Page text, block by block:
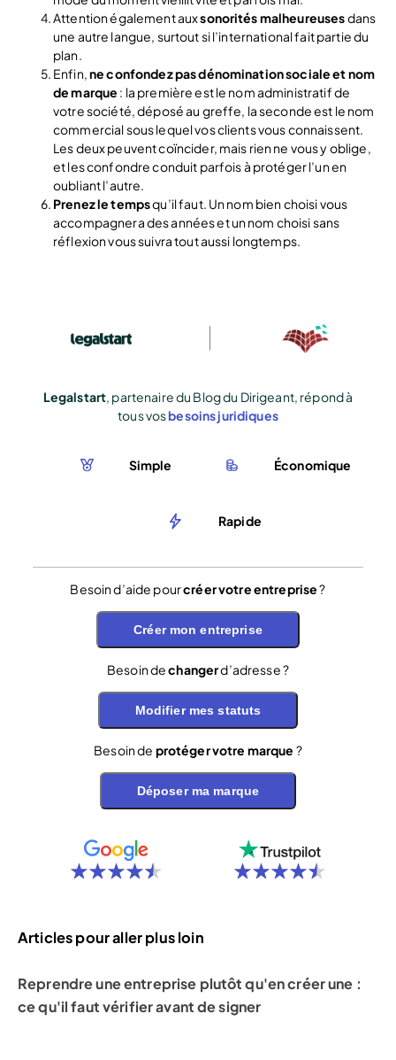
Attention également auxsonorités malheureusesdans
une autre langue, surtout si l’international fait partie du
plan.
Enfin,ne confondez pas dénomination sociale et nom
de marque : la première est le nom administratif de
votre société, déposé au greffe, la seconde est le nom
commercial sous lequel vos clients vous connaissent.
Les deux peuvent coïncider, mais rien ne vous y oblige,
et les confondre conduit parfois à protéger l’un en
oubliant l’autre.
Prenez le tempsqu’il faut. Un nom bien choisi vous
accompagnera des années et un nom choisi sans
réflexion vous suivra tout aussi longtemps.
Legalstart, partenaire du Blog du Dirigeant, répond à
tous vosbesoins juridiques
Simple Économique
Rapide
Besoin d’aide pourcréer votre entreprise?
Créer mon entreprise
Besoin dechangerd’adresse ?
Modifier mes statuts
Besoin de protéger votre marque ?
Déposer ma marque
Articles pour aller plus loin
Reprendre une entreprise plutôt qu'en créer une :
ce qu'il faut vérifier avant de signer